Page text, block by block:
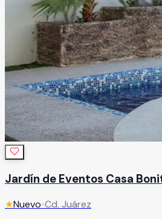
Jardín de Eventos Casa
★Nuevo•Cd. Juárez